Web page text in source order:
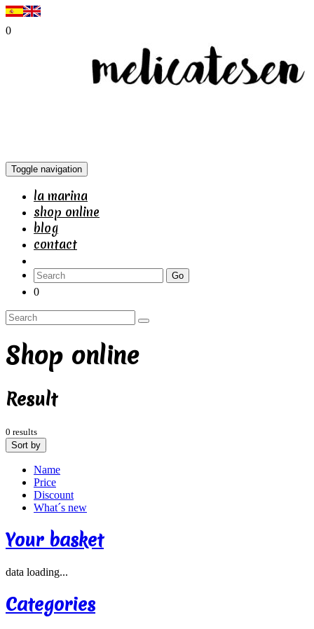
0
Toggle navigation
la marina
shop online
blog
contact
Go
0
Shop online
Result
0 results
Sort by
Name
Price
Discount
What´s new
Your basket
data loading...
Categories